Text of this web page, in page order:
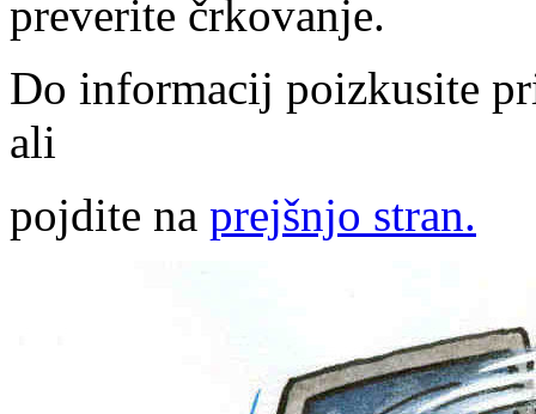
preverite črkovanje.
Do informacij poizkusite
ali
pojdite na prejšnjo stran.